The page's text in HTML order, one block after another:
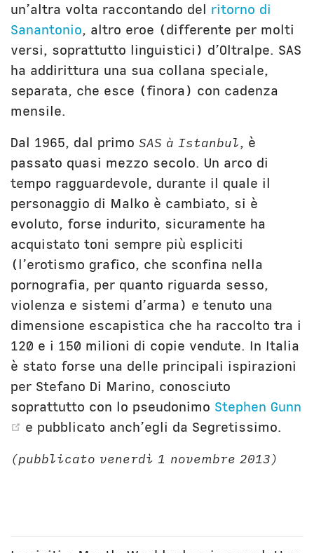
un’altra volta raccontando del ritorno di
Sanantonio, altro eroe (differente per molti
versi, soprattutto linguistici) d’Oltralpe. SAS
ha addirittura una sua collana speciale,
separata, che esce (finora) con cadenza
mensile.
Dal 1965, dal primo SAS à Istanbul, è
passato quasi mezzo secolo. Un arco di
tempo ragguardevole, durante il quale il
personaggio di Malko è cambiato, si è
evoluto, forse indurito, sicuramente ha
acquistato toni sempre più espliciti
(l’erotismo grafico, che sconfina nella
pornografia, per quanto riguarda sesso,
violenza e sistemi d’arma) e tenuto una
dimensione escapistica che ha raccolto tra i
120 e i 150 milioni di copie vendute. In Italia
è stato forse una delle principali ispirazioni
per Stefano Di Marino, conosciuto
soprattutto con lo pseudonimo Stephen Gunn
(opens new window)
e pubblicato anch’egli da Segretissimo.
(pubblicato venerdì 1 novembre 2013)